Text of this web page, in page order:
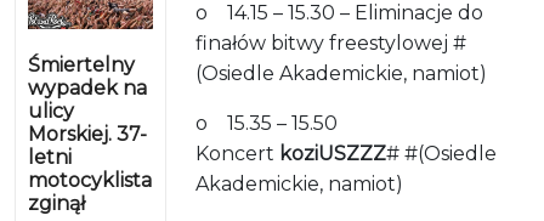
Śmiertelny
wypadek na
ulicy
Morskiej. 37-
letni
motocyklista
zginął
o 14.15 – 15.30 – Eliminacje do
finałów bitwy freestylowej #
(Osiedle Akademickie, namiot)
o 15.35 – 15.50
Koncert koziUSZZZ# #(Osiedle
Akademickie, namiot)